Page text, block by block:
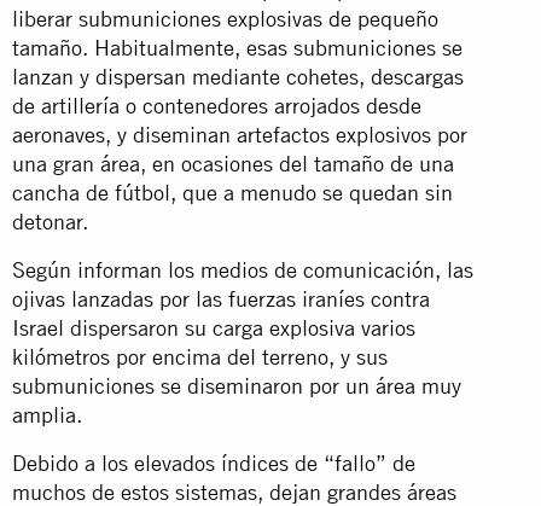
liberar submuniciones explosivas de pequeño
tamaño. Habitualmente, esas submuniciones se
lanzan y dispersan mediante cohetes, descargas
de artillería o contenedores arrojados desde
aeronaves, y diseminan artefactos explosivos por
una gran área, en ocasiones del tamaño de una
cancha de fútbol, que a menudo se quedan sin
detonar.
Según informan los medios de comunicación, las
ojivas lanzadas por las fuerzas iraníes contra
Israel dispersaron su carga explosiva varios
kilómetros por encima del terreno, y sus
submuniciones se diseminaron por un área muy
amplia.
Debido a los elevados índices de “fallo” de
muchos de estos sistemas, dejan grandes áreas